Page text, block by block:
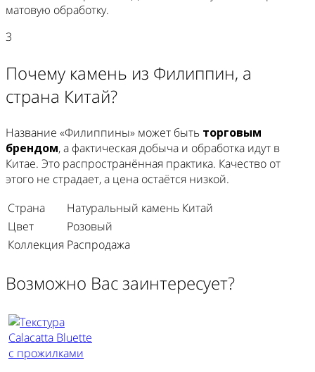
матовую обработку.
3
Почему камень из Филиппин, а
страна Китай?
Название «Филиппины» может быть торговым
брендом, а фактическая добыча и обработка идут в
Китае. Это распространённая практика. Качество от
этого не страдает, а цена остаётся низкой.
Страна
Натуральный камень Китай
Цвет
Розовый
Коллекция Распродажа
Возможно Вас заинтересует?